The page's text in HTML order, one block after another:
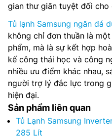
gian thư giãn tuyệt đối cho
Tủ lạnh Samsung ngăn đá
không chỉ đơn thuần là
phẩm, mà là sự kết hợp
kế công thái học và công
nhiều ưu điểm khác nhau,
người trợ lý đắc lực trong
hiện đại.
Sản phẩm liên quan
Tủ Lạnh Samsung
285 Lít